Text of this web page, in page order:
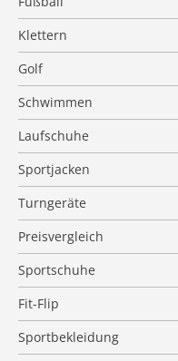
Klettern
Golf
Schwimmen
Laufschuhe
Sportjacken
Turngeräte
Preisvergleich
Sportschuhe
Fit-Flip
Sportbekleidung